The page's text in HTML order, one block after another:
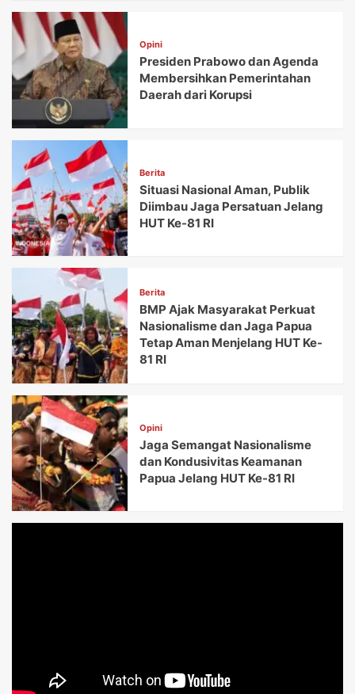
Opini
Presiden Prabowo dan Agenda
Membersihkan Pemerintahan
Daerah dari Korupsi
Berita
Situasi Nasional Aman, Publik
Diimbau Jaga Persatuan Jelang
HUT Ke-81 RI
Berita
BMP Ajak Masyarakat Perkuat
Nasionalisme dan Jaga Papua
Tetap Aman Menjelang HUT Ke-
81 RI
Opini
Jaga Semangat Nasionalisme
dan Kondusivitas Keamanan
Papua Jelang HUT Ke-81 RI